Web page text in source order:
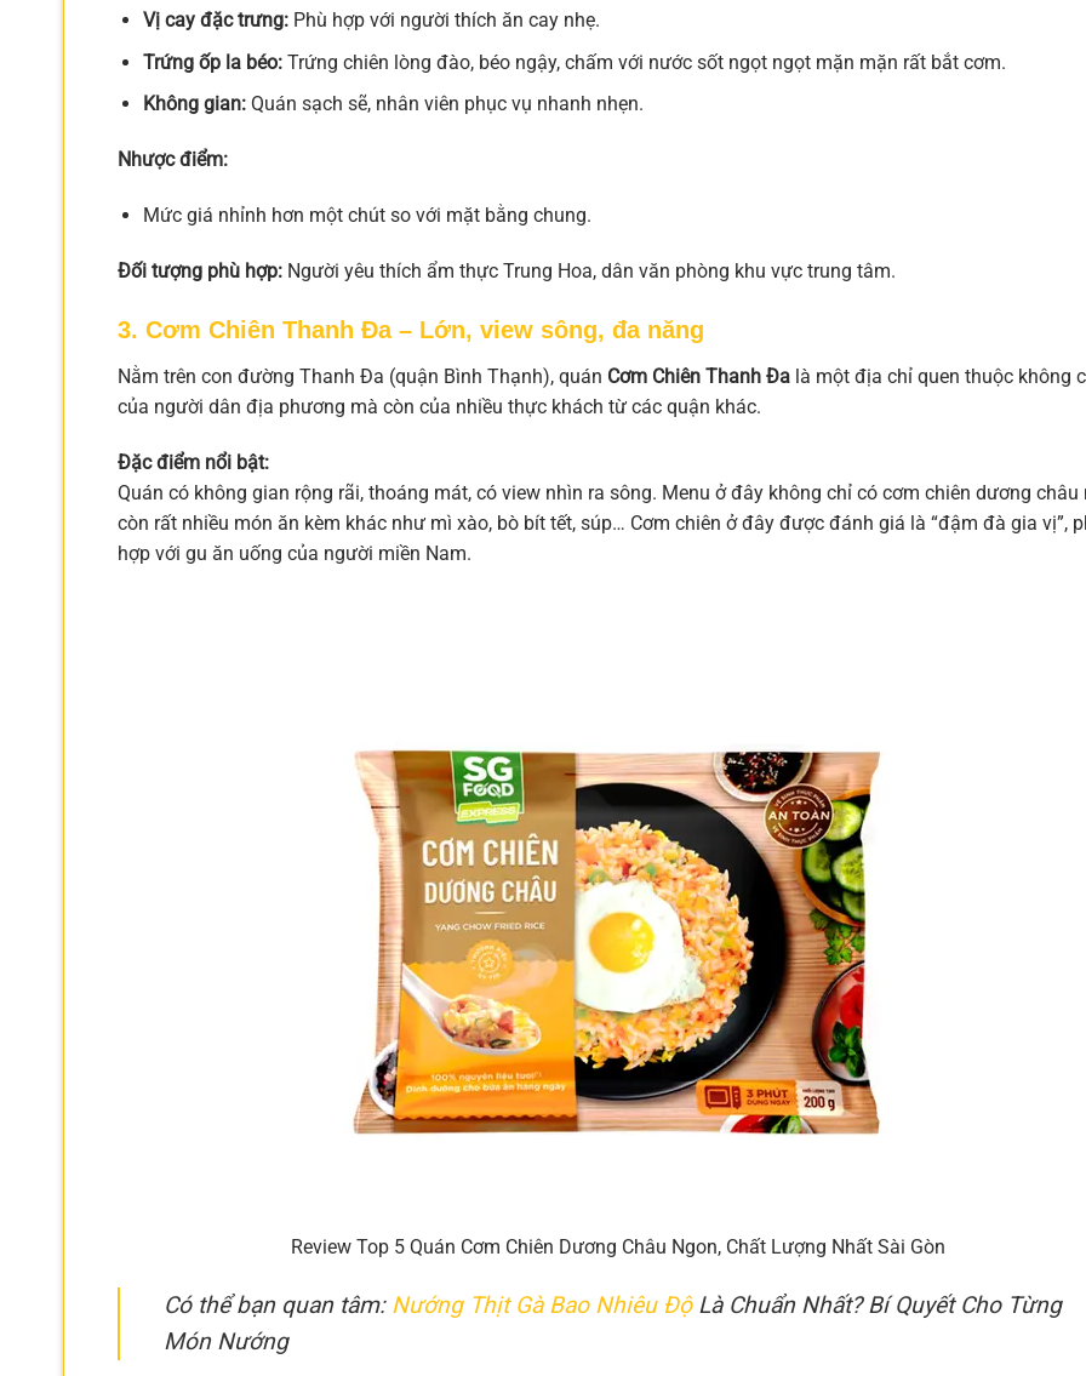
Vị cay đặc trưng:Phù hợp với người thích ăn cay nhẹ.
Trứng ốp la béo:Trứng chiên lòng đào, béo ngậy, chấm với nước sốt ngọt ngọt mặn mặn rất bắt cơm.
Không gian:Quán sạch sẽ, nhân viên phục vụ nhanh nhẹn.
Nhược điểm:
Mức giá nhỉnh hơn một chút so với mặt bằng chung.
Đối tượng phù hợp: Người yêu thích ẩm thực Trung Hoa, dân văn phòng khu vực trung tâm.
3. Cơm Chiên Thanh Đa – Lớn, view sông, đa năng
Nằm trên con đường Thanh Đa (quận Bình Thạnh), quán Cơm Chiên Thanh Đa là một địa chỉ quen thuộc không
của người dân địa phương mà còn của nhiều thực khách từ các quận khác.
Đặc điểm nổi bật:
Quán có không gian rộng rãi, thoáng mát, có view nhìn ra sông. Menu ở đây không chỉ có cơm chiên dương châu
còn rất nhiều món ăn kèm khác như mì xào, bò bít tết, súp… Cơm chiên ở đây được đánh giá là “đậm đà gia vị”,
hợp với gu ăn uống của người miền Nam.
Review Top 5 Quán Cơm Chiên Dương Châu Ngon, Chất Lượng Nhất Sài Gòn
Có thể bạn quan tâm: Nướng Thịt Gà Bao Nhiêu ĐộLà Chuẩn Nhất? Bí Quyết Cho Từng
Món Nướng